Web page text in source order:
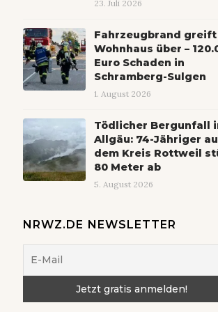
23. Juli 2026
Fahrzeugbrand
Wohnhaus über –
Euro Schaden in
Schramberg-Sulgen
1. August 2026
Tödlicher Bergunfall
Allgäu: 74-Jähriger
dem Kreis Rottweil
80 Meter ab
5. August 2026
NRWZ.DE NEWSLETTER